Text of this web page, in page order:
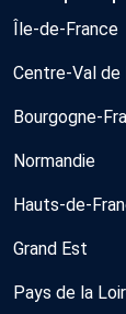
Île-de-France
Centre-Val de
Bourgogne-
Normandie
Hauts-de-
Grand Est
Pays de la